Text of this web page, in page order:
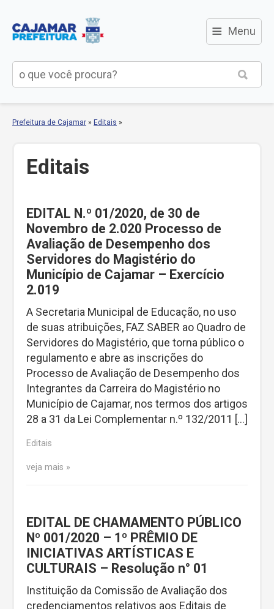
≡ Menu
Prefeitura de Cajamar » Editais »
Editais
EDITAL N.º 01/2020, de 30 de
Novembro de 2.020 Processo de
Avaliação de Desempenho dos
Servidores do Magistério do
Município de Cajamar – Exercício
2.019
A Secretaria Municipal de Educação, no uso
de suas atribuições, FAZ SABER ao Quadro de
Servidores do Magistério, que torna público o
regulamento e abre as inscrições do
Processo de Avaliação de Desempenho dos
Integrantes da Carreira do Magistério no
Município de Cajamar, nos termos dos artigos
28 a 31 da Lei Complementar n.º 132/2011 […]
Editais
veja mais
EDITAL DE CHAMAMENTO PÚBLICO
Nº 001/2020 – 1º PRÊMIO DE
INICIATIVAS ARTÍSTICAS E
CULTURAIS – Resolução n° 01
Instituição da Comissão de Avaliação dos
credenciamentos relativos aos Editais de